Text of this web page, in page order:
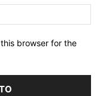
browser for the